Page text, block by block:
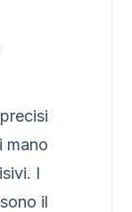
mano
I
il